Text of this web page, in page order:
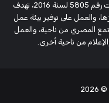
مؤسسة بحثية وحقوقية مستقلة، مسجلة تحت رقم 5805 لسنة 2016، تهدف
والعمل على توفير بيئة عمل
المصري من ناحية، والعمل
من ناحية أخرى.
© 2026